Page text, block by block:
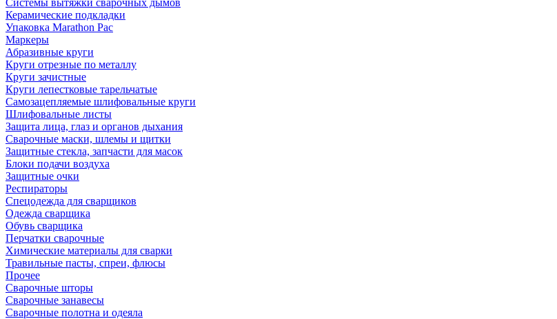
Системы вытяжки сварочных дымов
Керамические подкладки
Упаковка Marathon Pac
Маркеры
Абразивные круги
Круги отрезные по металлу
Круги зачистные
Круги лепестковые тарельчатые
Самозацепляемые шлифовальные круги
Шлифовальные листы
Защита лица, глаз и органов дыхания
Сварочные маски, шлемы и щитки
Защитные стекла, запчасти для масок
Блоки подачи воздуха
Защитные очки
Респираторы
Спецодежда для сварщиков
Одежда сварщика
Обувь сварщика
Перчатки сварочные
Химические материалы для сварки
Травильные пасты, спреи, флюсы
Прочее
Сварочные шторы
Сварочные занавесы
Сварочные полотна и одеяла